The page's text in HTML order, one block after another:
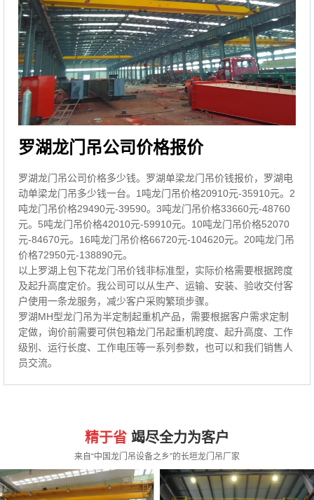
罗湖龙门吊公司价格报价
罗湖龙门吊公司价格多少钱。罗湖单梁龙门吊价钱报价，罗湖电
动单梁龙门吊多少钱一台。1吨龙门吊价格20910元-35910元。2
吨龙门吊价格29490元-39590。3吨龙门吊价格33660元-48760
元。5吨龙门吊价格42010元-59910元。10吨龙门吊价格52070
元-84670元。16吨龙门吊价格66720元-104620元。20吨龙门吊
价格72950元-138890元。
以上罗湖上包下花龙门吊价钱非标准型，实际价格需要根据跨度
及起升高度定价。我公司可以从生产、运输、安装、验收交付客
户使用一条龙服务，减少客户采购繁琐步骤。
罗湖MH型龙门吊为半定制起重机产品，需要根据客户需求定制
定做，询价前需要可供包箱龙门吊起重机跨度、起升高度、工作
级别、运行长度、工作电压等一系列参数，也可以和我们销售人
员交流。
精于省 竭尽全力为客户
来自“中国龙门吊设备之乡”的长垣龙门吊厂家